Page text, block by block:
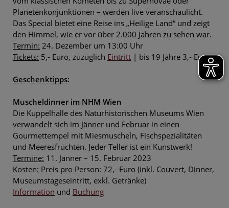
Planetenkonjunktionen – werden live veranschaulicht.
Das Special bietet eine Reise ins „Heilige Land“ und zeigt
den Himmel, wie er vor über 2.000 Jahren zu sehen war.
Termin: 24. Dezember um 13:00 Uhr
Tickets: 5,- Euro, zuzüglich Eintritt | bis 19 Jahre 3,- Euro
Geschenktipps:
Muscheldinner im NHM Wien
Die Kuppelhalle des Naturhistorischen Museums Wien
verwandelt sich im Jänner und Februar in einen
Gourmettempel mit Miesmuscheln, Fischspezialitäten
und Meeresfrüchten. Jeder Teller ist ein Kunstwerk!
Termine: 11. Jänner – 15. Februar 2023
Kosten: Preis pro Person: 72,- Euro (inkl. Couvert, Dinner,
Museumstageseintritt, exkl. Getränke)
Information und Buchung